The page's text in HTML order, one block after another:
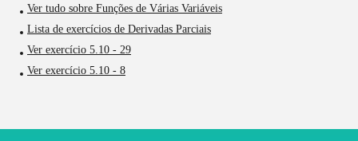
Ver tudo sobre Funções de Várias Variáveis
Lista de exercícios de Derivadas Parciais
Ver exercício 5.10 - 29
Ver exercício 5.10 - 8